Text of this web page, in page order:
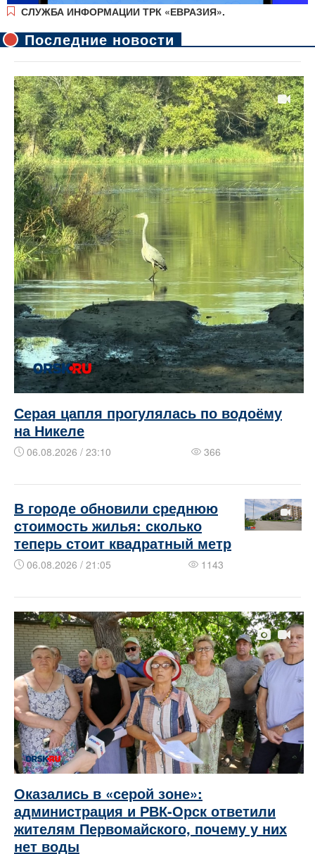
СЛУЖБА ИНФОРМАЦИИ ТРК «ЕВРАЗИЯ».
Последние новости
Серая цапля прогулялась по водоёму
на Никеле
06.08.2026 / 23:10 366
В городе обновили среднюю
стоимость жилья: сколько
теперь стоит квадратный метр
06.08.2026 / 21:05 1143
Оказались в «серой зоне»:
администрация и РВК-Орск ответили
жителям Первомайского, почему у них
нет воды